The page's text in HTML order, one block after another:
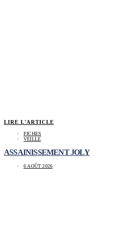
LIRE L'ARTICLE
FICHES
VEILLE
ASSAINISSEMENT JOLY
6 AOÛT 2026